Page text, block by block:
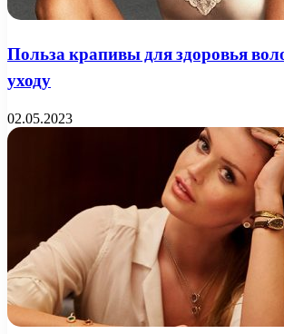
Польза крапивы для здоровья
уходу
02.05.2023